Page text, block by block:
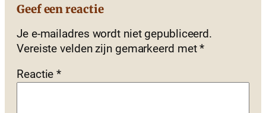
Geef een reactie
Je e-mailadres wordt niet gepubliceerd.
Vereiste velden zijn gemarkeerd met*
Reactie*